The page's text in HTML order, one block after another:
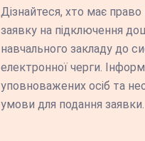
Дізнайтеся, хто має право
заявку на підключення
навчального закладу до
електронної черги.
уповноважених осіб та
умови для подання заявки.